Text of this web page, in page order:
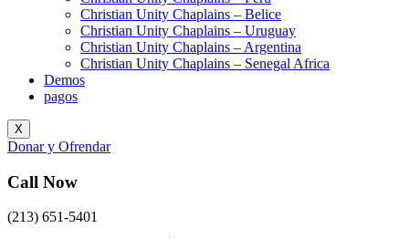
Christian Unity Chaplains – Belice
Christian Unity Chaplains – Uruguay
Christian Unity Chaplains – Argentina
Christian Unity Chaplains – Senegal Africa
Demos
pagos
X
Donar y Ofrendar
Call Now
(213) 651-5401